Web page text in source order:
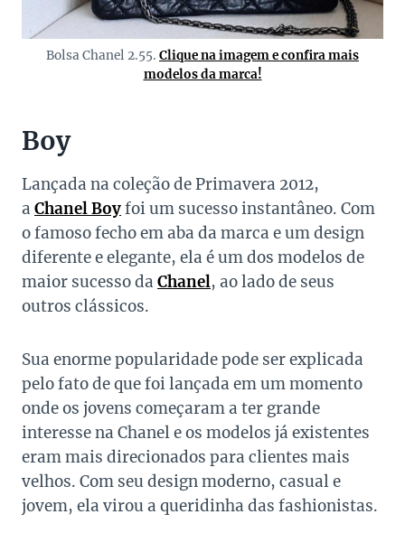
Bolsa Chanel 2.55. Clique na imagem e confira mais
modelos da marca!
Boy
Lançada na coleção de Primavera 2012,
a Chanel Boyfoi um sucesso instantâneo. Com
o famoso fecho em aba da marca e um design
diferente e elegante, ela é um dos modelos de
maior sucesso da Chanel, ao lado de seus
outros clássicos.
Sua enorme popularidade pode ser explicada
pelo fato de que foi lançada em um momento
onde os jovens começaram a ter grande
interesse na Chanel e os modelos já existentes
eram mais direcionados para clientes mais
velhos. Com seu design moderno, casual e
jovem, ela virou a queridinha das fashionistas.